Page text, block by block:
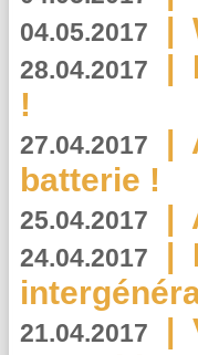
04.05.2017 |
28.04.2017 |
!
27.04.2017 |
batterie !
25.04.2017 |
24.04.2017 |
21.04.2017 |